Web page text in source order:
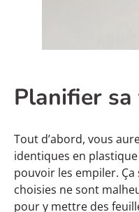
Planifier
Tout d’abord, vous
identiques en
pouvoir les empiler. Ça
choisies ne sont
pour y mettre des